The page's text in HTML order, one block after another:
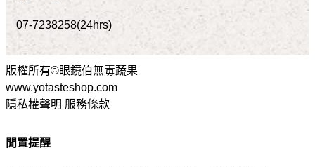
07-7238258(24hrs)
版權所有©眼鏡伯無毒蔬果
www.yotasteshop.com
隱私權聲明 服務條款
閒置提醒